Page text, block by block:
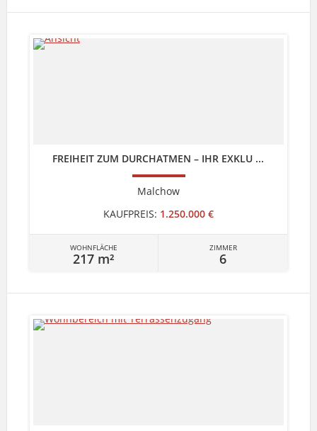
FREIHEIT ZUM DURCHATMEN – IHR EXKLU ...
Malchow
KAUFPREIS: 1.250.000 €
WOHNFLÄCHE
217 m²
ZIMMER
6